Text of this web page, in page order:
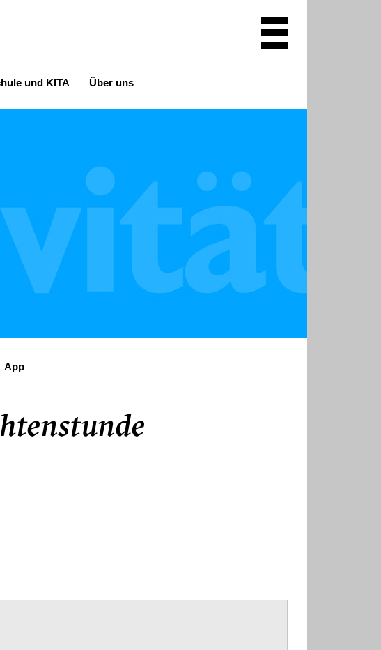
und KITA Über uns
App